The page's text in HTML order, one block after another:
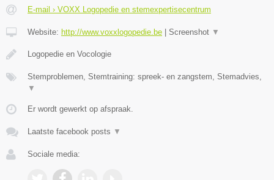
E-mail › VOXX Logopedie en stemexpertisecentrum
Website: http://www.voxxlogopedie.be Screenshot ▼
Logopedie en Vocologie
Stemproblemen, Stemtraining: spreek- en zangstem, Stemadvies,
▼
Er wordt gewerkt op afspraak.
Laatste facebook posts ▼
Sociale media: